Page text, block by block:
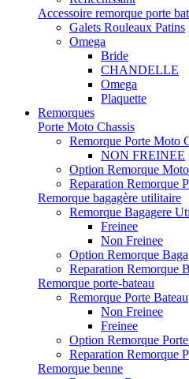
Accessoire remorque porte
Galets Rouleaux Patins
Omega
Bride
CHANDELLE
Omega
Plaquette
Remorques
Porte Moto Chassis
Remorque Porte Moto
NON FREINEE
Option Remorque
Reparation Remorque
Remorque bagagère utilitaire
Remorque Bagagere
Freinee
Non Freinee
Option Remorque
Reparation Remorque
Remorque porte-bateau
Remorque Porte Bateau
Non Freinee
Freinee
Option Remorque
Reparation Remorque
Remorque benne